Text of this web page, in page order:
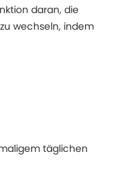
daran, die
wechseln, indem
täglichen